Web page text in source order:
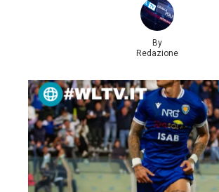
By
Redazione